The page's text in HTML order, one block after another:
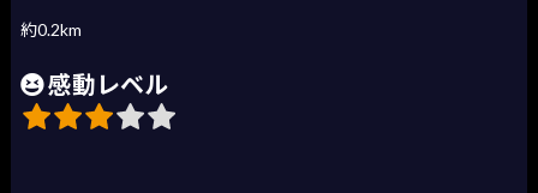
約0.2km
感動レベル